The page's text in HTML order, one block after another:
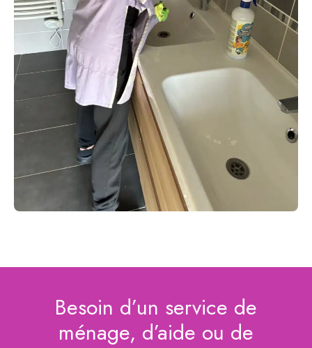
Besoin d’un service de
ménage, d’aide ou de